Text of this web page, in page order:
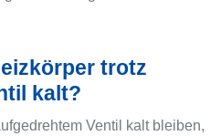
trotz
kalt?
Ventil kalt bleiben,